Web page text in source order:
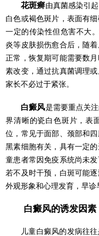
花斑癣由真菌感染引
白色或褐色斑片，表面有
一定的传染性但危害不大
炎等皮肤损伤愈合后，随
正常，恢复期可能需要数
素改变，通过抗真菌调理
家长不必过于紧张。
白癜风是需要重点关
界清晰的瓷白色斑片，表
位，常见于面部、颈部和
黑素细胞有关，具有一定
童患者常因免疫系统尚未
若不及时干预，白斑可能
外观形象和心理发育，早诊
白癜风的诱发因素
儿童白癜风的发病往